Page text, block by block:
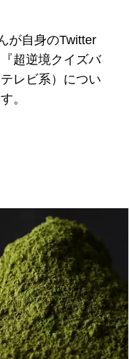
が自身のTwitter
超逆境クイズバ
レビ系）につい
。